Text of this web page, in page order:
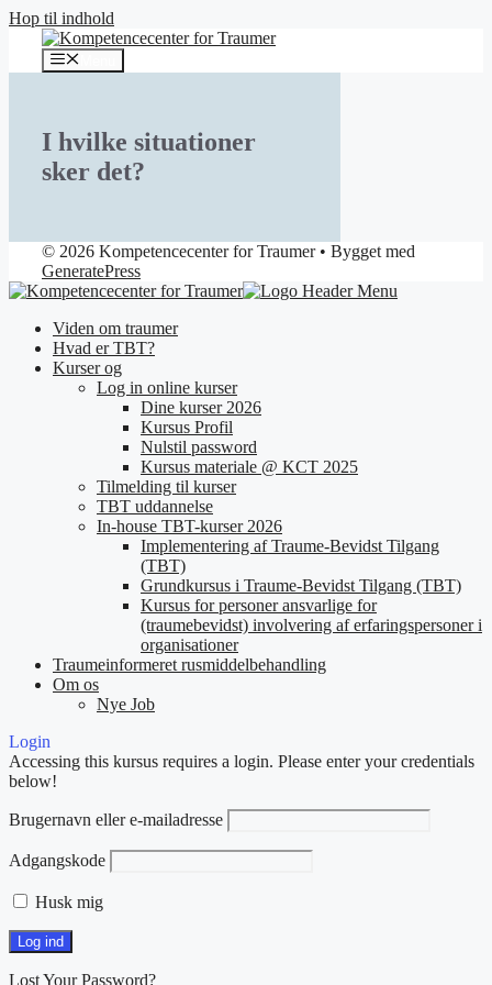
Hop til indhold
I hvilke situationer
sker det?
© 2026 Kompetencecenter for Traumer• Bygget med
GeneratePress
Viden om traumer
Hvad er TBT?
Kurser og
Log in online kurser
Dine kurser 2026
Kursus Profil
Nulstil password
Kursus materiale @ KCT 2025
Tilmelding til kurser
TBT uddannelse
In-house TBT-kurser 2026
Implementering af Traume-Bevidst Tilgang
(TBT)
Grundkursus i Traume-Bevidst Tilgang (TBT)
Kursus for personer ansvarlige for
(traumebevidst) involvering af erfaringspersoner i
organisationer
Traumeinformeret rusmiddelbehandling
Om os
Nye Job
Login
Accessing this kursus requires a login. Please enter your credentials
below!
Brugernavn eller e-mailadresse
Adgangskode
Husk mig
Lost Your Password?